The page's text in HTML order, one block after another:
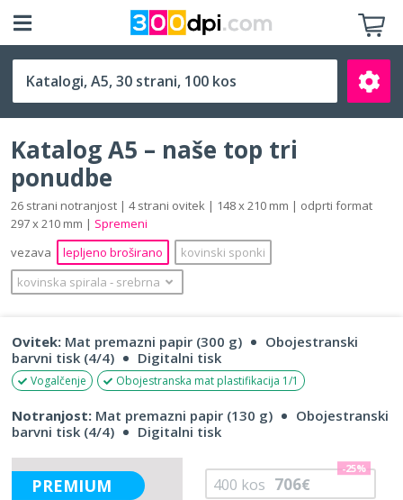
A5 (148 x 210 mm)
Išči
Katalog A5 – naše top tri
ponudbe
26 strani notranjost | 4 strani ovitek | 148 x 210 mm | odprti format
297 x 210 mm | Spremeni
vezava
lepljeno broširano
kovinski sponki
kovinska spirala ‐ srebrna
Ovitek: Mat premazni papir (300 g)
Obojestranski
barvni tisk (4/4)
Digitalni tisk
Vogalčenje Obojestranska mat plastifikacija 1/1
Notranjost: Mat premazni papir (130 g)
Obojestranski
barvni tisk (4/4)
Digitalni tisk
PREMIUM 400 kos 706€
-25%